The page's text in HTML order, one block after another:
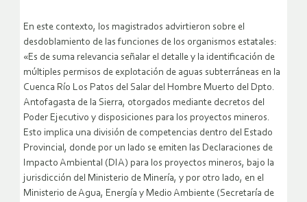
En este contexto, los magistrados advirtieron sobre el
desdoblamiento de las funciones de los organismos estatales:
«Es de suma relevancia señalar el detalle y la identificación de
múltiples permisos de explotación de aguas subterráneas en la
Cuenca Río Los Patos del Salar del Hombre Muerto del Dpto.
Antofagasta de la Sierra, otorgados mediante decretos del
Poder Ejecutivo y disposiciones para los proyectos mineros.
Esto implica una división de competencias dentro del Estado
Provincial, donde por un lado se emiten las Declaraciones de
Impacto Ambiental (DIA) para los proyectos mineros, bajo la
jurisdicción del Ministerio de Minería, y por otro lado, en el
Ministerio de Agua, Energía y Medio Ambiente (Secretaría de